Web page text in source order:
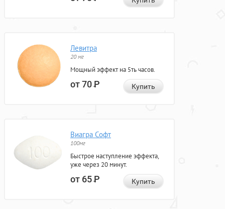
Левитра
20 мг
Мощный эффект на 5ть часов.
от 70Р Купить
Виагра Софт
100мг
Быстрое наступление эффекта,
уже через 20 минут.
от 65Р Купить